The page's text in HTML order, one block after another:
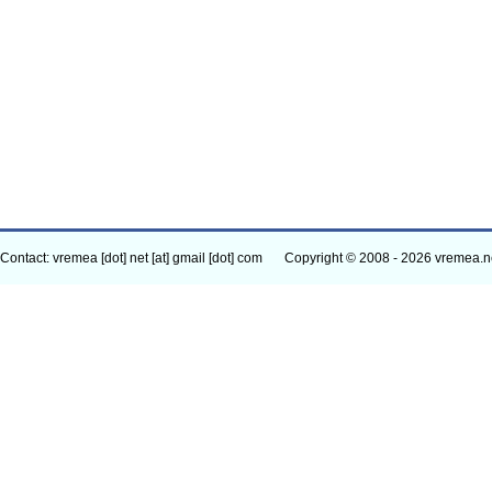
Contact: vremea [dot] net [at] gmail [dot] com Copyright © 2008 - 2026